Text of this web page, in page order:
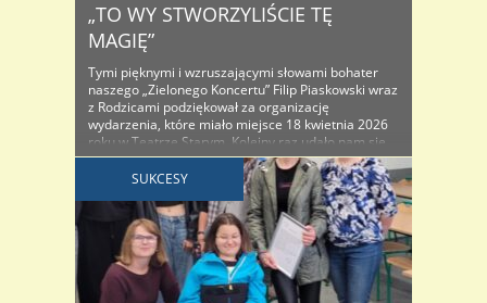
„TO WY STWORZYLIŚCIE TĘ
MAGIĘ”
Tymi pięknymi i wzruszającymi słowami bohater
naszego „Zielonego Koncertu” Filip Piaskowski wraz
z Rodzicami podziękował za organizację
wydarzenia, które miało miejsce 18 kwietnia 2026
roku w Teatrze Starym. Kolejny raz udało nam się
wspólnymi siłami społeczności szkolnej, przyjaciół i
darczyńców – przygotować koncert, który jest
artystycznym wydarzeniem, ale przede wszystkim
przyświeca mu idea pomagania innym. ..
SUKCESY